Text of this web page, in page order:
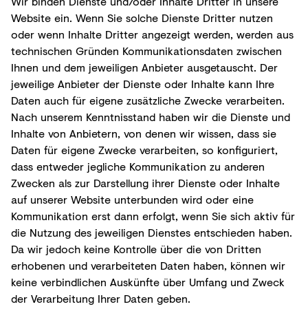
Website ein. Wenn Sie solche Dienste Dritter nutzen
oder wenn Inhalte Dritter angezeigt werden, werden aus
technischen Gründen Kommunikationsdaten zwischen
Ihnen und dem jeweiligen Anbieter ausgetauscht. Der
jeweilige Anbieter der Dienste oder Inhalte kann Ihre
Daten auch für eigene zusätzliche Zwecke verarbeiten.
Nach unserem Kenntnisstand haben wir die Dienste und
Inhalte von Anbietern, von denen wir wissen, dass sie
Daten für eigene Zwecke verarbeiten, so konfiguriert,
dass entweder jegliche Kommunikation zu anderen
Zwecken als zur Darstellung ihrer Dienste oder Inhalte
auf unserer Website unterbunden wird oder eine
Kommunikation erst dann erfolgt, wenn Sie sich aktiv für
die Nutzung des jeweiligen Dienstes entschieden haben.
Da wir jedoch keine Kontrolle über die von Dritten
erhobenen und verarbeiteten Daten haben, können wir
keine verbindlichen Auskünfte über Umfang und Zweck
der Verarbeitung Ihrer Daten geben.